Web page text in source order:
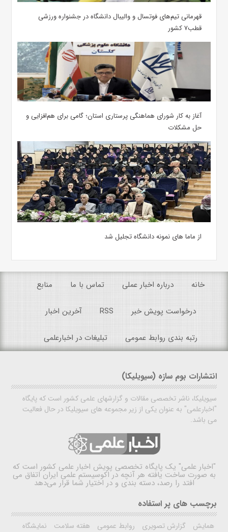
قهرمانی تیم‌های فوتسال و والیبال دانشگاه در جشنواره ورزشی
قطب۷ کشور
آغاز به کار شورای هماهنگی پرستاری استان؛ گامی برای هم‌افزایی و
حل مشکلات
از ماما های نمونه دانشگاه تجلیل شد
خانه درباره اخبار عملی تماس با ما منابع
درخواست پویش خبر RSS آخرین اخبار
رتبه بندی روابط عمومی تبلیغات در اخبارعلمی
انتشارات بوم سازه (سیویلیکا)
سیویلیکا، ناشر تخصصی مقالات و گزارشهای علمی کشور است که پایگاه
"اخبارعلمی" به عنوان یکی از زیر مجموعه های سیویلیکا در حال فعالیت
می باشد.
"اخبار علمی" یک پایگاه تخصصی پویش اخبار علمی کشور است که
به صورت ساخت یافته هر آنچه در اکوسیستم علمی ایران اتفاق می
افتد را رصد، دسته بندی و در اختیار شما قرار می‌دهد
برچسب های پر استفاده
همایش گزارش تصویری روابط عمومی هفته سلامت
نمایشگاه